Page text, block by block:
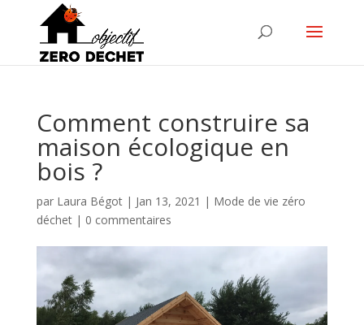
Comment construire sa
maison écologique en
bois ?
par Laura Bégot| Jan 13, 2021 | Mode de vie zéro
déchet| 0 commentaires